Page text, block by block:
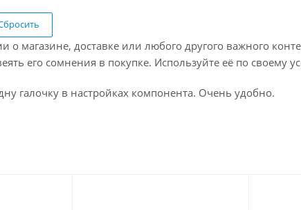
магазине, доставке или любого другого важного
его сомнения в покупке. Используйте её по своему
галочку в настройках компонента. Очень удобно.